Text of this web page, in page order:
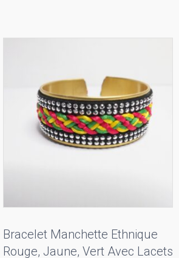
Bracelet Manchette Ethnique
Rouge, Jaune, Vert Avec Lacets